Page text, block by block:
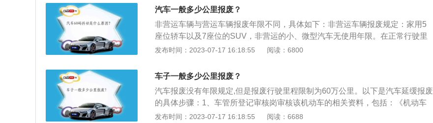
说明：根据《机动车登记规定》第三十条，因车辆损坏无法驶回登记地的，机动
车所有人可以向车辆所在地机动车回收企业交售报废机动车。营运车辆转为非营
运车辆，要按照原营运车的规定报废时间报废。根据《机动车登记规定》第四十
三条，办理机动车转移登记或者注销登记后，原机动车所有人申请办理新购机动
车号牌号码应当符合下列条件：（一）在办理转移登记或者注销登记后六个月内
提出申请；（二）机动车所有人拥有原机动车三年以上。
知书》。对未达到报废年限的机动车，经机动车查验岗认定，符合汽车报废标
准，核发《汽车报废通知单》。车主持《通知书》自行选择一家符合规定的回收
企业将车辆送交解体。回收企业经查验《通知书》后将车辆解体并照相。要求发
表》、《XX省更新汽车技术鉴定表》和《报废汽车回收证明》及车辆解体照片，
说明：根据《机动车登记规定》第三十条，因车辆损坏无法驶回登记地的，机动
车所有人可以向车辆所在地机动车回收企业交售报废机动车。营运车辆转为非营
运车辆，要按照原营运车的规定报废时间报废。根据《机动车登记规定》第四十
三条，办理机动车转移登记或者注销登记后，原机动车所有人申请办理新购机动
定：小、微型出租客运汽车报废年限8年，中型出租客运汽车报废年限10年，大
型出租客运汽车报废年限12年。公交客运汽车报废年限13年，其他小、微型营运
载客汽车报废年限10年，大、中型营运载客汽车报废年限15年；微型营运货车报
废年限8年，轻型和大型营运货车报废年限10年。机动车报废流程如下：申请报
废更新的汽车车主领填《机动车变更、过户、改装、停驶、报废审批申请表》一
知书》。对未达到报废年限的机动车，经机动车查验岗认定，符合汽车报废标
准，核发《汽车报废通知单》。车主持《通知书》自行选择一家符合规定的回收
企业将车辆送交解体。回收企业经查验《通知书》后将车辆解体并照相。要求发
汽车一般多少公里报废？
非营运车辆与营运车辆报废年限不同，具体如下：非营运车辆报废规定：家用5
座位轿车以及7座位的SUV，非营运的小、微型汽车无使用年限。在正常行驶里
程达到了60万公里时，国家将引导报废。除了上述车辆，小、微型非营运载客汽
定：小、微型出租客运汽车报废年限8年，中型出租客运汽车报废年限10年，大
型出租客运汽车报废年限12年。公交客运汽车报废年限13年，其他小、微型营运
载客汽车报废年限10年，大、中型营运载客汽车报废年限15年；微型营运货车报
废年限8年，轻型和大型营运货车报废年限10年。机动车报废流程如下：申请报
废更新的汽车车主领填《机动车变更、过户、改装、停驶、报废审批申请表》一
发布时间：2023-07-17 16:18:55 阅读：6800
车子一般多少公里报废？
汽车报废没有年限规定,但是报废行驶里程限制为60万公里。以下是汽车延缓报废
的具体步骤：1、车管所登记审核岗审核该机动车的相关资料，包括：《机动车
延缓报废申请审批表》原件如不与定期检验同时进行，须在背面粘贴发动机号、
发布时间：2023-07-17 16:18:55 阅读：6688